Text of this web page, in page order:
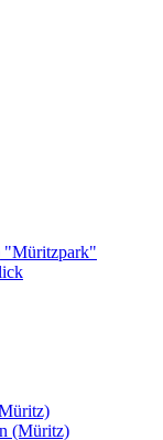
"Müritzpark"
(Müritz)